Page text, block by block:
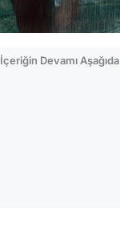
İçeriğin Devamı Aşağıda